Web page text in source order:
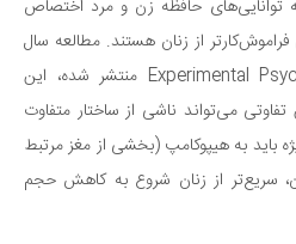
توانایی‌های حافظه زن و مرد اختصاص
از زنان هستند. مطالعه سال
2015 که در فصلنامه Experimental Psychology منتشر شده، این
می‌تواند ناشی از ساختار متفاوت
باید به هیپوکامپ (بخشی از مغز مرتبط
سریع‌تر از زنان شروع به کاهش حجم